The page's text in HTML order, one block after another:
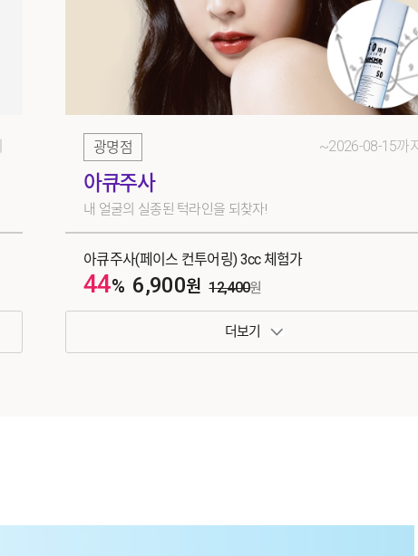
광명점 ~2026-08-15까
아큐주사
내 얼굴의 실종된 턱라인을 되찾자!
아큐주사(페이스 컨투어링) 3cc 체험가
44% 6,900원 12,400원
패키지 보기 토글